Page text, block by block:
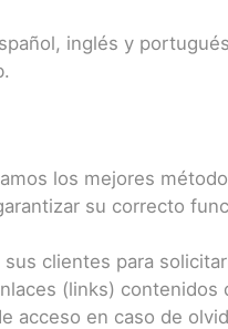
inglés y
los mejores
su correcto
clientes para
(links)
acceso en caso de